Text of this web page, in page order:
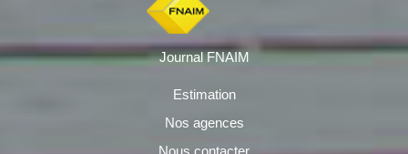
Journal FNAIM
Estimation
Nos agences
Nous contacter